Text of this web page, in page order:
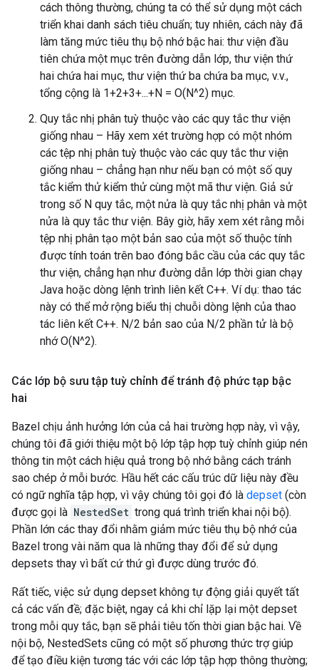
cách thông thường, chúng ta có thể sử dụng một cách
triển khai danh sách tiêu chuẩn; tuy nhiên, cách này đã
làm tăng mức tiêu thụ bộ nhớ bậc hai: thư viện đầu
tiên chứa một mục trên đường dẫn lớp, thư viện thứ
hai chứa hai mục, thư viện thứ ba chứa ba mục, v.v.,
tổng cộng là 1+2+3+...+N = O(N^2) mục.
Quy tắc nhị phân tuỳ thuộc vào các quy tắc thư viện
giống nhau – Hãy xem xét trường hợp có một nhóm
các tệp nhị phân tuỳ thuộc vào các quy tắc thư viện
giống nhau – chẳng hạn như nếu bạn có một số quy
tắc kiểm thử kiểm thử cùng một mã thư viện. Giả sử
trong số N quy tắc, một nửa là quy tắc nhị phân và một
nửa là quy tắc thư viện. Bây giờ, hãy xem xét rằng mỗi
tệp nhị phân tạo một bản sao của một số thuộc tính
được tính toán trên bao đóng bắc cầu của các quy tắc
thư viện, chẳng hạn như đường dẫn lớp thời gian chạy
Java hoặc dòng lệnh trình liên kết C++. Ví dụ: thao tác
này có thể mở rộng biểu thị chuỗi dòng lệnh của thao
tác liên kết C++. N/2 bản sao của N/2 phần tử là bộ
nhớ O(N^2).
Các lớp bộ sưu tập tuỳ chỉnh để tránh độ phức tạp bậc
hai
Bazel chịu ảnh hưởng lớn của cả hai trường hợp này, vì vậy,
chúng tôi đã giới thiệu một bộ lớp tập hợp tuỳ chỉnh giúp nén
thông tin một cách hiệu quả trong bộ nhớ bằng cách tránh
sao chép ở mỗi bước. Hầu hết các cấu trúc dữ liệu này đều
có ngữ nghĩa tập hợp, vì vậy chúng tôi gọi đó là depset (còn
được gọi là NestedSet trong quá trình triển khai nội bộ).
Phần lớn các thay đổi nhằm giảm mức tiêu thụ bộ nhớ của
Bazel trong vài năm qua là những thay đổi để sử dụng
depsets thay vì bất cứ thứ gì được dùng trước đó.
Rất tiếc, việc sử dụng depset không tự động giải quyết tất
cả các vấn đề; đặc biệt, ngay cả khi chỉ lặp lại một depset
trong mỗi quy tắc, bạn sẽ phải tiêu tốn thời gian bậc hai. Về
nội bộ, NestedSets cũng có một số phương thức trợ giúp
để tạo điều kiện tương tác với các lớp tập hợp thông thường;